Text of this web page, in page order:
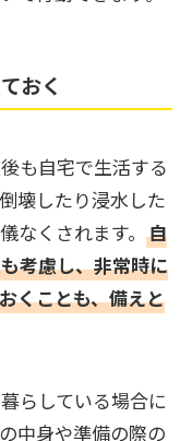
おく
も自宅で生活する
壊したり浸水した
なくされます。 自
考慮し、非常時に
くことも、備えと
らしている場合に
中身や準備の際の